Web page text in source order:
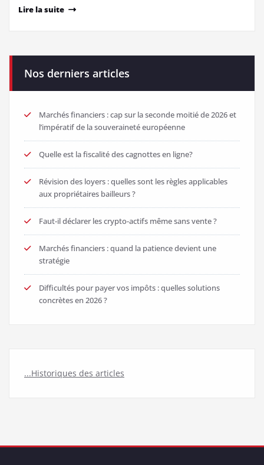
Lire la suite
Nos derniers articles
Marchés financiers : cap sur la seconde moitié de 2026 et
l’impératif de la souveraineté européenne
Quelle est la fiscalité des cagnottes en ligne?
Révision des loyers : quelles sont les règles applicables
aux propriétaires bailleurs ?
Faut-il déclarer les crypto-actifs même sans vente ?
Marchés financiers : quand la patience devient une
stratégie
Difficultés pour payer vos impôts : quelles solutions
concrètes en 2026 ?
...Historiques des articles